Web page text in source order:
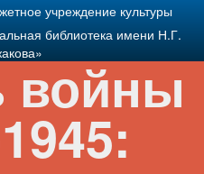
учреждение культуры
библиотека имени Н.Г.
войны